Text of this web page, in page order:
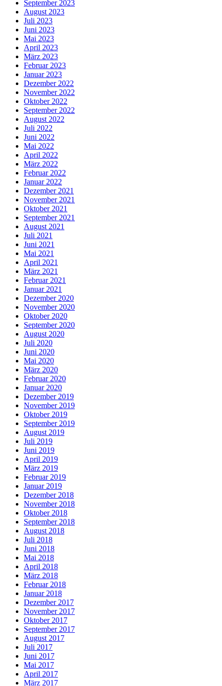
September 2023
August 2023
Juli 2023
Juni 2023
Mai 2023
April 2023
März 2023
Februar 2023
Januar 2023
Dezember 2022
November 2022
Oktober 2022
September 2022
August 2022
Juli 2022
Juni 2022
Mai 2022
April 2022
März 2022
Februar 2022
Januar 2022
Dezember 2021
November 2021
Oktober 2021
September 2021
August 2021
Juli 2021
Juni 2021
Mai 2021
April 2021
März 2021
Februar 2021
Januar 2021
Dezember 2020
November 2020
Oktober 2020
September 2020
August 2020
Juli 2020
Juni 2020
Mai 2020
März 2020
Februar 2020
Januar 2020
Dezember 2019
November 2019
Oktober 2019
September 2019
August 2019
Juli 2019
Juni 2019
April 2019
März 2019
Februar 2019
Januar 2019
Dezember 2018
November 2018
Oktober 2018
September 2018
August 2018
Juli 2018
Juni 2018
Mai 2018
April 2018
März 2018
Februar 2018
Januar 2018
Dezember 2017
November 2017
Oktober 2017
September 2017
August 2017
Juli 2017
Juni 2017
Mai 2017
April 2017
März 2017